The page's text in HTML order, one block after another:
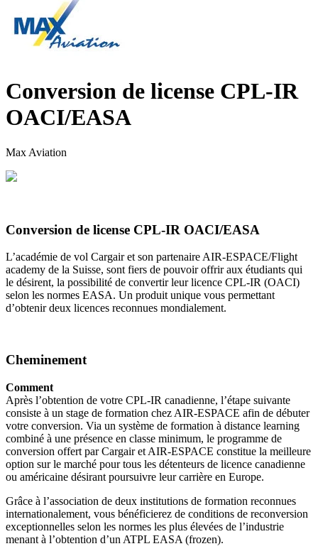
Conversion de license CPL-IR
OACI/EASA
Max Aviation
Conversion de license CPL-IR OACI/EASA
L’académie de vol Cargair et son partenaire AIR-ESPACE/Flight
academy de la Suisse, sont fiers de pouvoir offrir aux étudiants qui
le désirent, la possibilité de convertir leur licence CPL-IR (OACI)
selon les normes EASA. Un produit unique vous permettant
d’obtenir deux licences reconnues mondialement.
Cheminement
Comment
Après l’obtention de votre CPL-IR canadienne, l’étape suivante
consiste à un stage de formation chez AIR-ESPACE afin de débuter
votre conversion. Via un système de formation à distance learning
combiné à une présence en classe minimum, le programme de
conversion offert par Cargair et AIR-ESPACE constitue la meilleure
option sur le marché pour tous les détenteurs de licence canadienne
ou américaine désirant poursuivre leur carrière en Europe.
Grâce à l’association de deux institutions de formation reconnues
internationalement, vous bénéficierez de conditions de reconversion
exceptionnelles selon les normes les plus élevées de l’industrie
menant à l’obtention d’un ATPL EASA (frozen).